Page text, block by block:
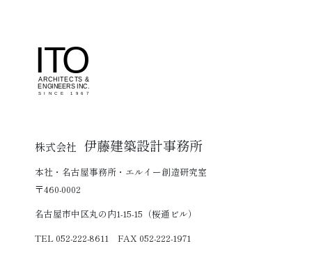
株式会社 伊藤建築設計事務所
本社・名古屋事務所・エルイー創造研究室
〒460-0002
名古屋市中区丸の内1-15-15（桜通ビル）
TEL 052-222-8611 FAX 052-222-1971